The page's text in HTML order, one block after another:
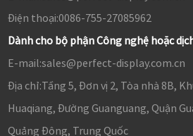
Điện thoại:0086-755-27085962
Dành cho bộ phận Công nghệ hoặc
E-mail:sales@perfect-display.com.cn
Địa chỉ:Tầng 5, Đơn vị 2, Tòa nhà 8B,
Huaqiang, Đường Guanguang, Quận
Quảng Đông, Trung Quốc